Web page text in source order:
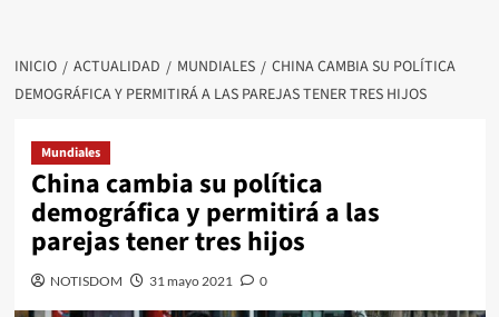
INICIO ACTUALIDAD MUNDIALES
CHINA CAMBIA SU POLÍTICA
DEMOGRÁFICA Y PERMITIRÁ A LAS PAREJAS TENER TRES HIJOS
Mundiales
China cambia su política
demográfica y permitirá a las
parejas tener tres hijos
NOTISDOM 31 mayo 2021 0